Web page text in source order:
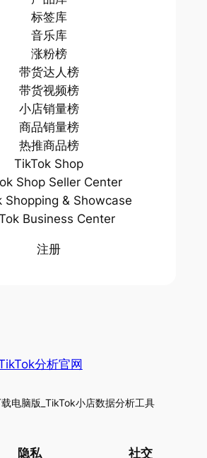
标签库
音乐库
涨粉榜
带货达人榜
带货视频榜
小店销量榜
商品销量榜
热推商品榜
TikTok Shop
Shop Seller Center
Shopping & Showcase
Business Center
注册
分析官网
电脑版_TikTok小店数据分析工具
隐私 社交